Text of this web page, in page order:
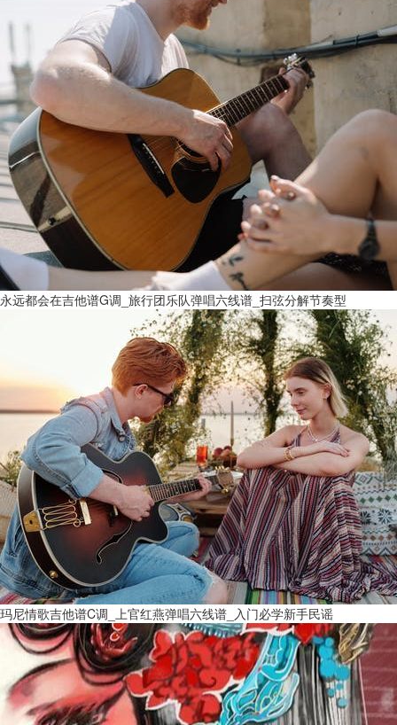
永远都会在吉他谱G调_旅行团乐队弹唱六线谱_扫弦分解节奏型
玛尼情歌吉他谱C调_上官红燕弹唱六线谱_入门必学新手民谣